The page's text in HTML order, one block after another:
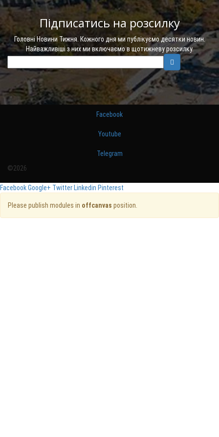
Підписатись на розсилку
Головні Новини Тижня. Кожного дня ми публікуємо десятки новин.
Найважливіші з них ми включаємо в щотижневу розсилку.
Facebook
Youtube
Telegram
©2026
FacebookGoogle+ TwitterLinkedin Pinterest
Please publish modules in offcanvas position.